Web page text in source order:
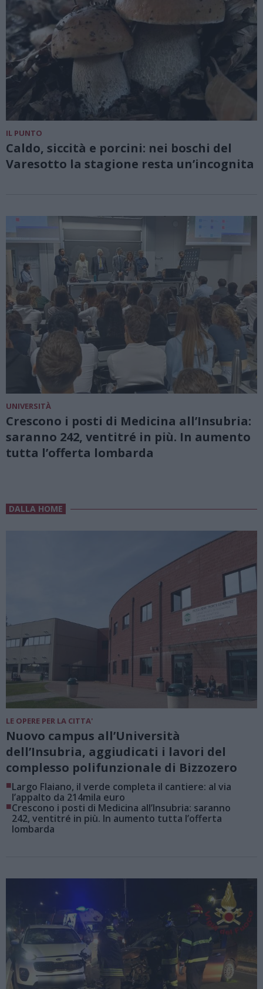
IL PUNTO
Caldo, siccità e porcini: nei boschi del
Varesotto la stagione resta un’incognita
UNIVERSITÀ
Crescono i posti di Medicina all’Insubria:
saranno 242, ventitré in più. In aumento
tutta l’offerta lombarda
DALLA HOME
LE OPERE PER LA CITTA'
Nuovo campus all’Università
dell’Insubria, aggiudicati i lavori del
complesso polifunzionale di Bizzozero
■Largo Flaiano, il verde completa il cantiere: al via
l’appalto da 214mila euro
■Crescono i posti di Medicina all’Insubria: saranno
242, ventitré in più. In aumento tutta l’offerta
lombarda